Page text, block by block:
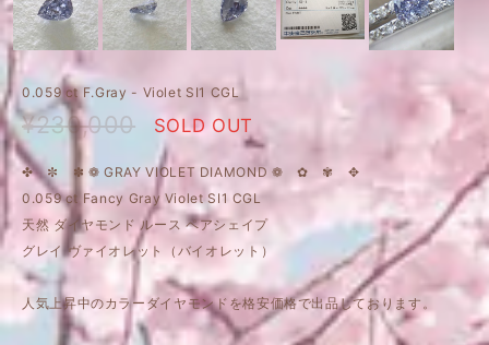
0.059 ct F.Gray - Violet SI1 CGL
¥230,000 SOLD OUT
✤ ✼ ✽ ❁ GRAY VIOLET DIAMOND ❁ ✿ ✾ ✥
0.059 ct Fancy Gray Violet SI1 CGL
天然 ダイヤモンド ルース ペアシェイプ
グレイ ヴァイオレット（バイオレット）
人気上昇中のカラーダイヤモンドを格安価格で出品しております。